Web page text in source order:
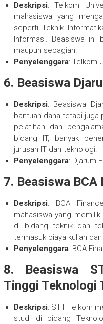
Deskripsi: Telkom
mahasiswa yang
seperti Teknik
Informasi. Beasiswa ini
maupun sebagian.
Penyelenggara: Telkom
6. Beasiswa
Deskripsi: Beasiswa
bantuan dana tetapi juga
pelatihan dan
bidang IT, banyak
jurusan IT dan teknologi.
Penyelenggara: Djarum
7. Beasiswa BCA
Deskripsi: BCA
mahasiswa yang
di bidang teknik dan
termasuk biaya kuliah
Penyelenggara: BCA
8. Beasiswa
Tinggi Teknologi
Deskripsi: STT Telkom
studi di bidang